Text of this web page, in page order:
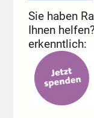
Sie haben
Ihnen
erkenntlich: